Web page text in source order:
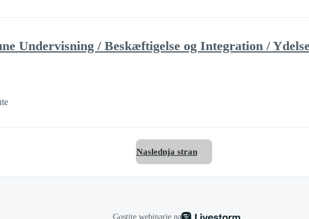
Undervisning / Beskæftigelse og Integration /
Naslednja stran
Gostite webinarje na